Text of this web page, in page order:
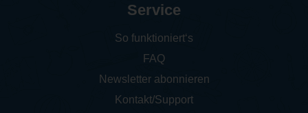
Service
So funktioniert‘s
FAQ
Newsletter abonnieren
Kontakt/Support